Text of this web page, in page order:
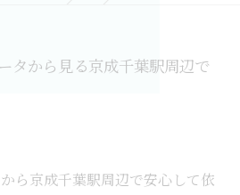
タから見る京成千葉駅周辺で
ら京成千葉駅周辺で安心して依